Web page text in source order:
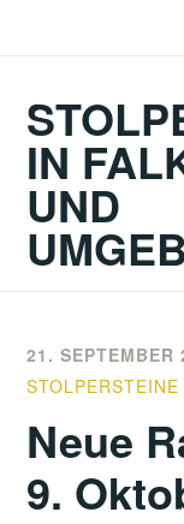
IN
UND
21. SEPTEMBER
Neue
9.